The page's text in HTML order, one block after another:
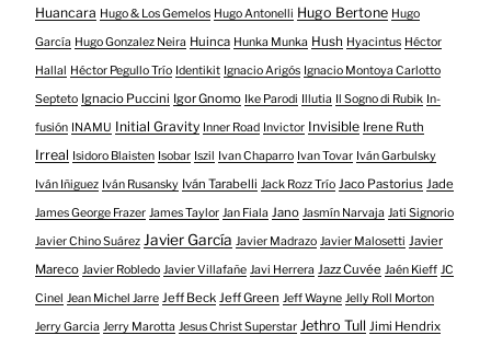
Huancara Hugo & Los Gemelos Hugo Antonelli Hugo Bertone Hugo
García Hugo Gonzalez Neira Huinca Hunka Munka Hush Hyacintus Héctor
Hallal
Héctor Pegullo Trío Identikit Ignacio Arigós Ignacio Montoya Carlotto
Septeto Ignacio Puccini Igor Gnomo Ike Parodi Illutia Il Sogno di Rubik In-
fusión INAMU Initial Gravity Inner Road Invictor Invisible Irene Ruth
Irreal Isidoro Blaisten Isobar Iszil Ivan Chaparro Ivan Tovar Iván Garbulsky
Iván Iñiguez Iván Rusansky Iván Tarabelli Jack Rozz Trío Jaco Pastorius Jade
James George Frazer James Taylor Jan Fiala Jano Jasmín Narvaja Jati Signorio
Javier Chino Suárez Javier García Javier Madrazo Javier Malosetti Javier
Mareco Javier Robledo Javier Villafañe Javi Herrera Jazz Cuvée Jaén Kieff JC
Cinel Jean Michel Jarre Jeff Beck Jeff Green Jeff Wayne Jelly Roll Morton
Jerry Garcia Jerry Marotta Jesus Christ Superstar Jethro Tull Jimi Hendrix